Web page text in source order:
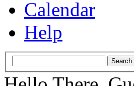
Calendar
Help